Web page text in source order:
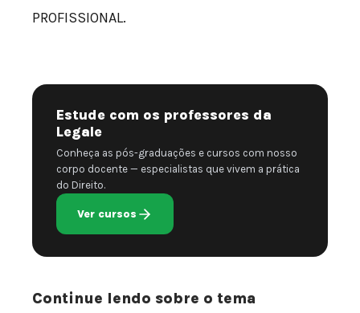
PROFISSIONAL.
Estude com os professores da
Legale
Conheça as pós-graduações e cursos com nosso
corpo docente — especialistas que vivem a prática
do Direito.
Ver cursos
Continue lendo sobre o tema